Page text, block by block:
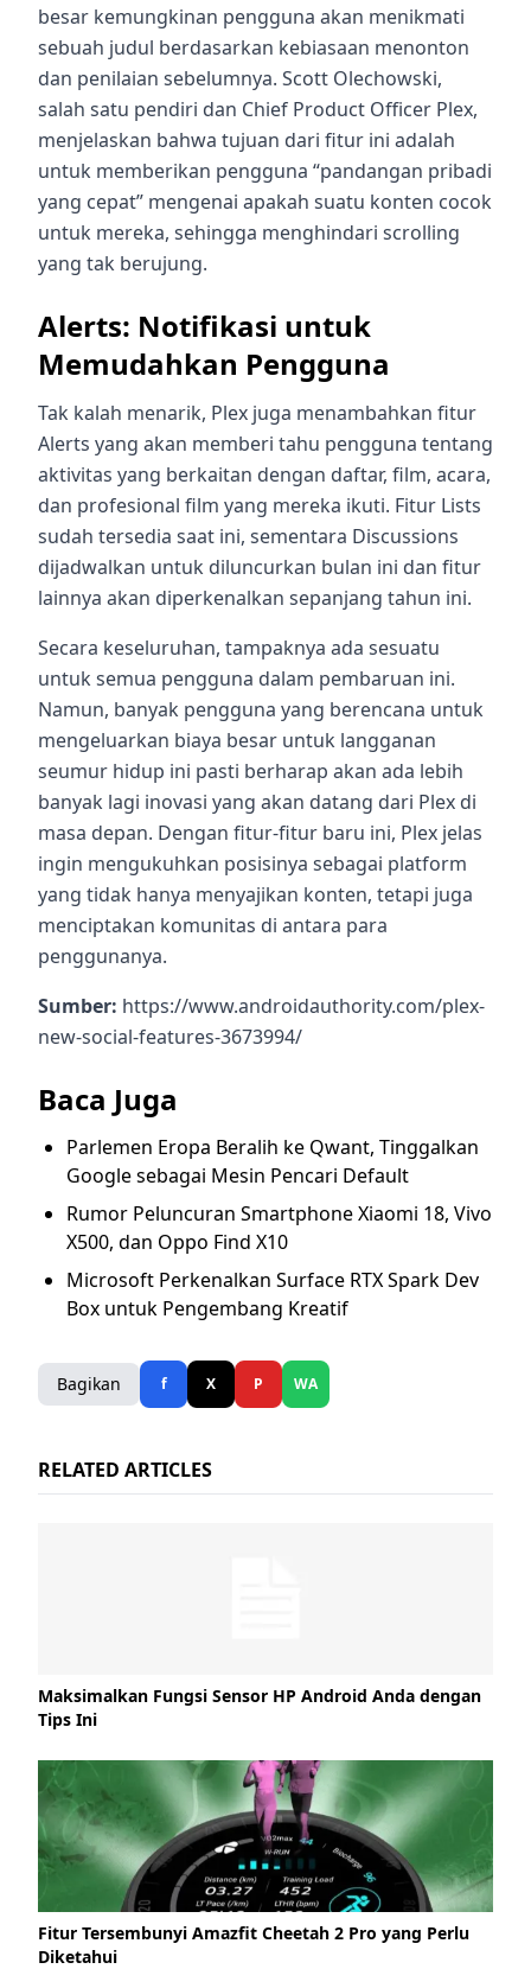
besar kemungkinan pengguna akan menikmati
sebuah judul berdasarkan kebiasaan menonton
dan penilaian sebelumnya. Scott Olechowski,
salah satu pendiri dan Chief Product Officer Plex,
menjelaskan bahwa tujuan dari fitur ini adalah
untuk memberikan pengguna “pandangan pribadi
yang cepat” mengenai apakah suatu konten cocok
untuk mereka, sehingga menghindari scrolling
yang tak berujung.
Alerts: Notifikasi untuk
Memudahkan Pengguna
Tak kalah menarik, Plex juga menambahkan fitur
Alerts yang akan memberi tahu pengguna tentang
aktivitas yang berkaitan dengan daftar, film, acara,
dan profesional film yang mereka ikuti. Fitur Lists
sudah tersedia saat ini, sementara Discussions
dijadwalkan untuk diluncurkan bulan ini dan fitur
lainnya akan diperkenalkan sepanjang tahun ini.
Secara keseluruhan, tampaknya ada sesuatu
untuk semua pengguna dalam pembaruan ini.
Namun, banyak pengguna yang berencana untuk
mengeluarkan biaya besar untuk langganan
seumur hidup ini pasti berharap akan ada lebih
banyak lagi inovasi yang akan datang dari Plex di
masa depan. Dengan fitur-fitur baru ini, Plex jelas
ingin mengukuhkan posisinya sebagai platform
yang tidak hanya menyajikan konten, tetapi juga
menciptakan komunitas di antara para
penggunanya.
Sumber: https://www.androidauthority.com/plex-
new-social-features-3673994/
Baca Juga
Parlemen Eropa Beralih ke Qwant, Tinggalkan
Google sebagai Mesin Pencari Default
Rumor Peluncuran Smartphone Xiaomi 18, Vivo
X500, dan Oppo Find X10
Microsoft Perkenalkan Surface RTX Spark Dev
Box untuk Pengembang Kreatif
Bagikan f X P WA
RELATED ARTICLES
Maksimalkan Fungsi Sensor HP Android Anda dengan
Tips Ini
Fitur Tersembunyi Amazfit Cheetah 2 Pro yang Perlu
Diketahui